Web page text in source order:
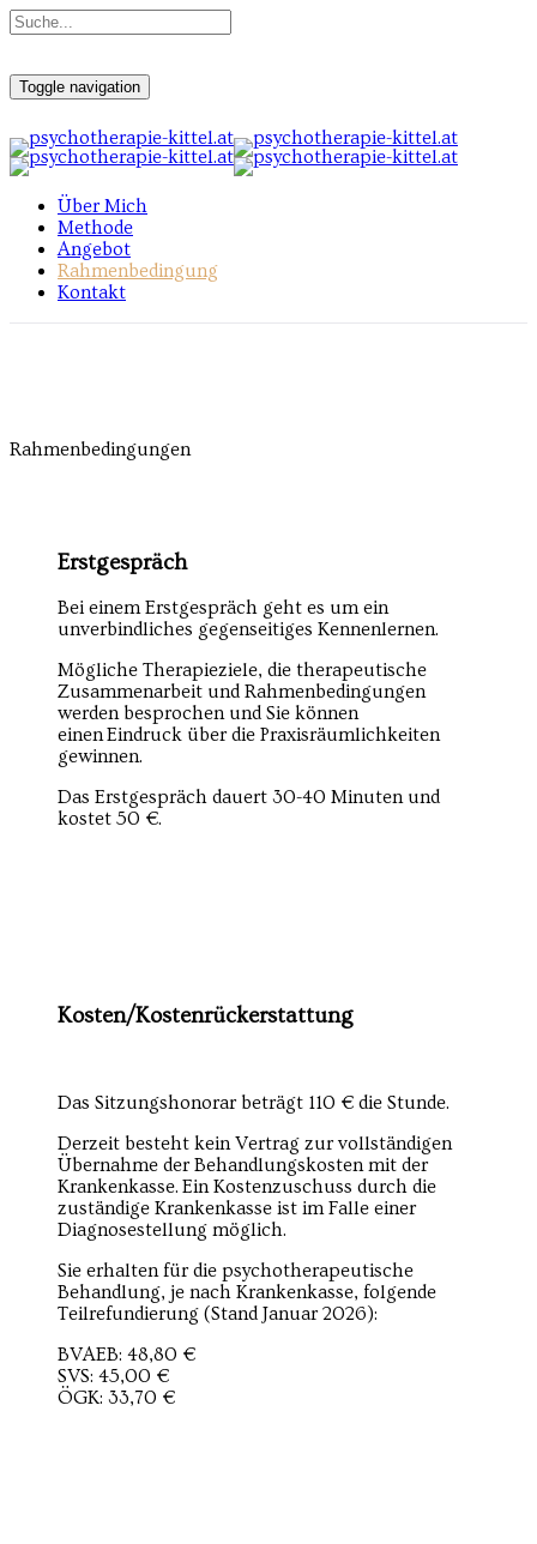
Toggle navigation
Über Mich
Methode
Angebot
Rahmenbedingung
Kontakt
Rahmenbedingungen
Erstgespräch
Bei einem Erstgespräch geht es um ein
unverbindliches gegenseitiges Kennenlernen.
Mögliche Therapieziele, die therapeutische
Zusammenarbeit und Rahmenbedingungen
werden besprochen und Sie können
einen Eindruck über die Praxisräumlichkeiten
gewinnen.
Das Erstgespräch dauert 30-40 Minuten und
kostet 50 €.
Kosten/Kostenrückerstattung
Das Sitzungshonorar beträgt 110 € die Stunde.
Derzeit besteht kein Vertrag zur vollständigen
Übernahme der Behandlungskosten mit der
Krankenkasse. Ein Kostenzuschuss durch die
zuständige Krankenkasse ist im Falle einer
Diagnosestellung möglich.
Sie erhalten für die psychotherapeutische
Behandlung, je nach Krankenkasse, folgende
Teilrefundierung (Stand Januar 2026):
BVAEB: 48,80 €
SVS: 45,00 €
ÖGK: 33,70 €